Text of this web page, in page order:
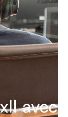
avec